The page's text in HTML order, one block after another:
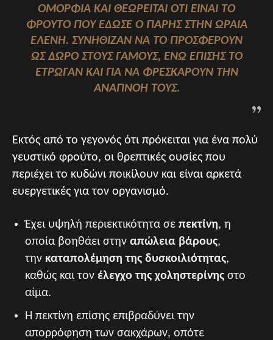
ΟΜΟΡΦΙΆ ΚΑΙ ΘΕΩΡΕΊΤΑΙ ΌΤΙ ΕΊΝΑΙ ΤΟ
ΦΡΟΎΤΟ ΠΟΥ ΈΔΩΣΕ Ο ΠΆΡΗΣ ΣΤΗΝ ΩΡΑΊΑ
ΕΛΈΝΗ. ΣΥΝΉΘΙΖΑΝ ΝΑ ΤΟ ΠΡΟΣΦΈΡΟΥΝ
ΩΣ ΔΏΡΟ ΣΤΟΥΣ ΓΆΜΟΥΣ, ΕΝΏ ΕΠΊΣΗΣ ΤΟ
ΈΤΡΩΓΑΝ ΚΑΙ ΓΙΑ ΝΑ ΦΡΕΣΚΆΡΟΥΝ ΤΗΝ
ΑΝΑΠΝΟΉ ΤΟΥΣ.
Εκτός από το γεγονός ότι πρόκειται για ένα πολύ
γευστικό φρούτο, οι θρεπτικές ουσίες που
περιέχει το κυδώνι ποικίλουν και είναι αρκετά
ευεργετικές για τον οργανισμό.
Έχει υψηλή περιεκτικότητα σε πεκτίνη, η
οποία βοηθάει στην απώλεια βάρους,
την καταπολέμηση της δυσκοιλιότητας,
καθώς και τον έλεγχο της χοληστερίνης στο
αίμα.
Η πεκτίνη επίσης επιβραδύνει την
απορρόφηση των σακχάρων, οπότε